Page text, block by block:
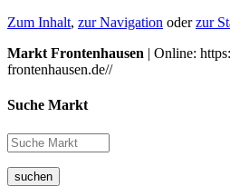
Zum Inhalt, zur Navigation oderzur
Markt Frontenhausen | Online:
frontenhausen.de//
Suche Markt
suchen